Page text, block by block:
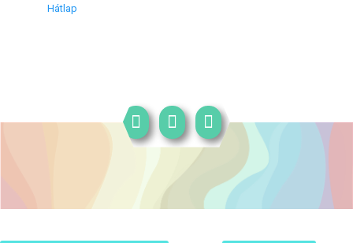
Hátlap